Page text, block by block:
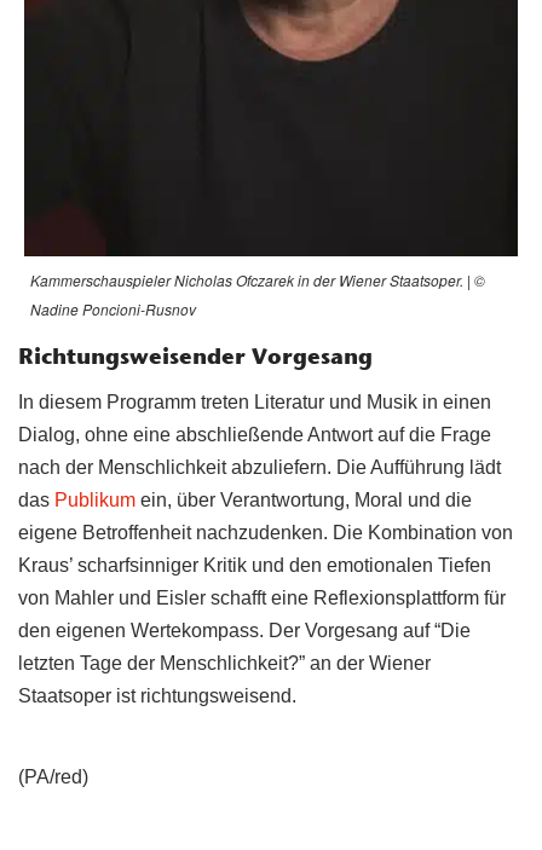
Kammerschauspieler Nicholas Ofczarek in der Wiener Staatsoper. | ©
Nadine Poncioni-Rusnov
Richtungsweisender Vorgesang
In diesem Programm treten Literatur und Musik in einen
Dialog, ohne eine abschließende Antwort auf die Frage
nach der Menschlichkeit abzuliefern. Die Aufführung lädt
das Publikum ein, über Verantwortung, Moral und die
eigene Betroffenheit nachzudenken. Die Kombination von
Kraus’ scharfsinniger Kritik und den emotionalen Tiefen
von Mahler und Eisler schafft eine Reflexionsplattform für
den eigenen Wertekompass. Der Vorgesang auf “Die
letzten Tage der Menschlichkeit?” an der Wiener
Staatsoper ist richtungsweisend.
(PA/red)